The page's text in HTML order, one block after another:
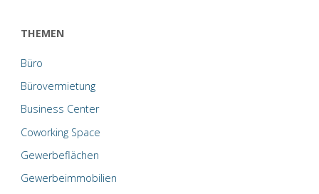
THEMEN
Büro
Bürovermietung
Business Center
Coworking Space
Gewerbeflächen
Gewerbeimmobilien